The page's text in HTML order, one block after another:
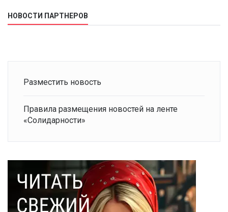
НОВОСТИ ПАРТНЕРОВ
Разместить новость
Правила размещения новостей на ленте
«Солидарности»